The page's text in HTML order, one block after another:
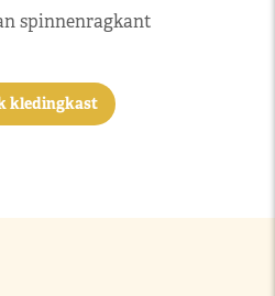
spinnenragkant
kledingkast